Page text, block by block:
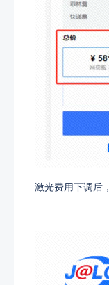
激光费用下调后，